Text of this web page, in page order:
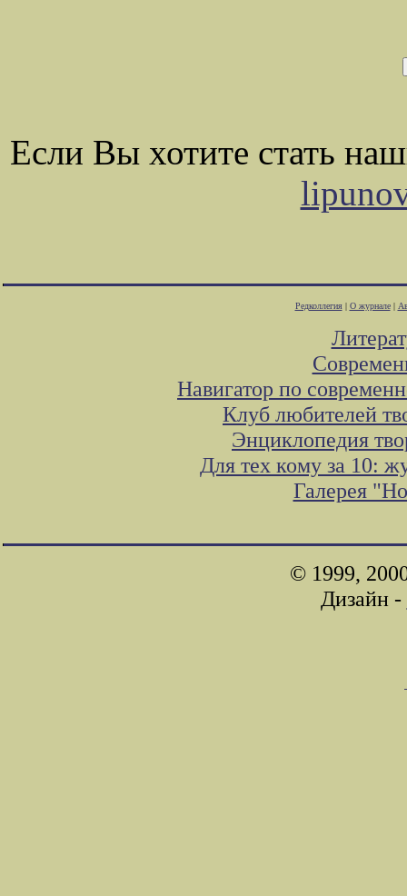
Если Вы хотите стать
Редколлегия| О журнале|
Навигатор по
Клуб любителей
Энциклопедия
Для тех кому за 10:
Галерея
© 1999,
Дизайн -